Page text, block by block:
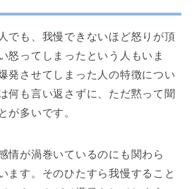
でも、我慢できないほど怒りが頂
怒ってしまったという人もいま
発させてしまった人の特徴につい
何も言い返さずに、ただ黙って聞
が多いです。
情が渦巻いているのにも関わら
ます。そのひたすら我慢すること